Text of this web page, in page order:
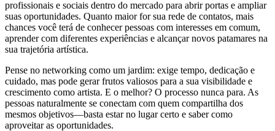
profissionais e sociais dentro do mercado para abrir portas e ampliar
suas oportunidades. Quanto maior for sua rede de contatos, mais
chances você terá de conhecer pessoas com interesses em comum,
aprender com diferentes experiências e alcançar novos patamares na
sua trajetória artística.
Pense no networking como um jardim: exige tempo, dedicação e
cuidado, mas pode gerar frutos valiosos para a sua visibilidade e
crescimento como artista. E o melhor? O processo nunca para. As
pessoas naturalmente se conectam com quem compartilha dos
mesmos objetivos—basta estar no lugar certo e saber como
aproveitar as oportunidades.